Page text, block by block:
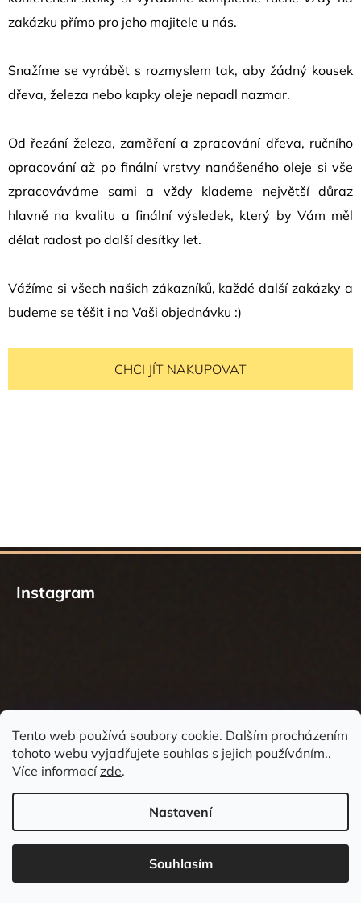
Tento web používá soubory cookie. Dalším procházením
tohoto webu vyjadřujete souhlas s jejich používáním..
Více informacízde.
Nastavení
Souhlasím
zakázku přímo pro jeho majitele u nás.
Snažíme se vyrábět s rozmyslem tak, aby žádný kousek
dřeva, železa nebo kapky oleje nepadl nazmar.
Od řezání železa, zaměření a zpracování dřeva, ručního
opracování až po finální vrstvy nanášeného oleje si vše
zpracováváme sami a vždy klademe největší důraz
hlavně na kvalitu a finální výsledek, který by Vám měl
dělat radost po další desítky let.
Vážíme si všech našich zákazníků, každé další zakázky a
budeme se těšit i na Vaši objednávku :)
CHCI JÍT NAKUPOVAT
Z
Instagram
Sledovat na Instagramu